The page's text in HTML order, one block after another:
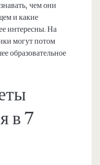
чем они
и какие
интересны. На
могут потом
образовательное
в 7